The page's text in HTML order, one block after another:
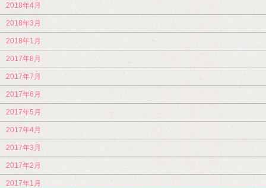
2018年4月
2018年3月
2018年1月
2017年8月
2017年7月
2017年6月
2017年5月
2017年4月
2017年3月
2017年2月
2017年1月